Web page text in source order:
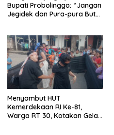
Bupati Probolinggo: “Jangan
Jegidek dan Pura-pura Buta”
Menyambut HUT
Kemerdekaan RI Ke-81,
Warga RT 30, Kotakan Gelar